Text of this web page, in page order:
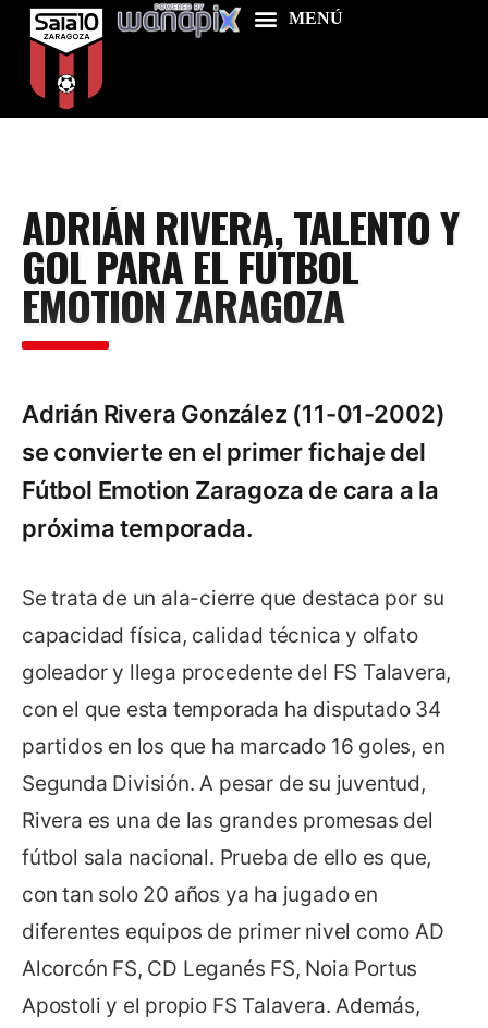
Food & Drink
Features
News
Contacts
ADRIÁN RIVERA, TALENTO Y
GOL PARA EL FÚTBOL
EMOTION ZARAGOZA
Adrián Rivera González (11-01-2002)
se convierte en el primer fichaje del
Fútbol Emotion Zaragoza de cara a la
próxima temporada.
Se trata de un ala-cierre que destaca por su
capacidad física, calidad técnica y olfato
goleador y llega procedente del FS Talavera,
con el que esta temporada ha disputado 34
partidos en los que ha marcado 16 goles, en
Segunda División. A pesar de su juventud,
Rivera es una de las grandes promesas del
fútbol sala nacional. Prueba de ello es que,
con tan solo 20 años ya ha jugado en
diferentes equipos de primer nivel como AD
Alcorcón FS, CD Leganés FS, Noia Portus
Apostoli y el propio FS Talavera. Además,